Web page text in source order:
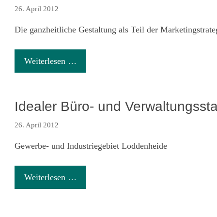
26. April 2012
Die ganzheitliche Gestaltung als Teil der
Weiterlesen …
Idealer Büro- und
26. April 2012
Gewerbe- und Industriegebiet Loddenheide
Weiterlesen …